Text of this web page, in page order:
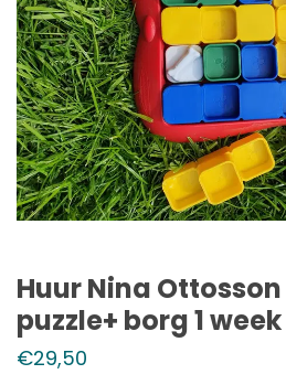
Huur Nina
puzzle+ borg 1 week
€29,50